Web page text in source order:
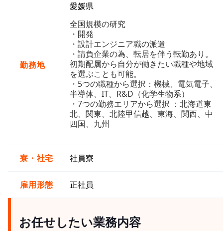
勤務地
愛媛県
全国規模の研究
・開発
・設計エンジニア職の派遣
・請負企業の為、転居を伴う転勤あり。
初期配属から自分が働きたい職種や地域
を選ぶことも可能。
・5つの職種から選択：機械、電気電子、
半導体、IT、R&D（化学生物系）
・7つの勤務エリアから選択 ：北海道東
北、関東、北陸甲信越、東海、関西、中
四国、九州
寮・社宅 社員寮
雇用形態 正社員
お任せしたい業務内容